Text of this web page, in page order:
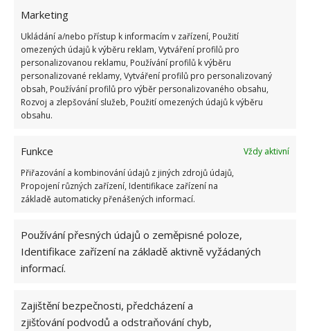
Marketing
Ukládání a/nebo přístup k informacím v zařízení, Použití
omezených údajů k výběru reklam, Vytváření profilů pro
personalizovanou reklamu, Používání profilů k výběru
personalizované reklamy, Vytváření profilů pro personalizovaný
obsah, Používání profilů pro výběr personalizovaného obsahu,
Rozvoj a zlepšování služeb, Použití omezených údajů k výběru
obsahu.
Funkce
Vždy aktivní
Přiřazování a kombinování údajů z jiných zdrojů údajů,
Propojení různých zařízení, Identifikace zařízení na
základě automaticky přenášených informací.
Používání přesných údajů o zeměpisné poloze,
Identifikace zařízení na základě aktivně vyžádaných
informací.
Zajištění bezpečnosti, předcházení a
zjišťování podvodů a odstraňování chyb,
JÍDLO KVÍZ SOCIALISMUS
Přidejte svůj názor
Jiří Kolář
Absolvent České zemědělské
velkým kutilem. V podstatě vše, co je
možné najít v j...[Více o autorovi]